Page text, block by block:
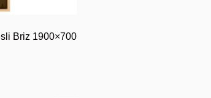
Briz 1900×700